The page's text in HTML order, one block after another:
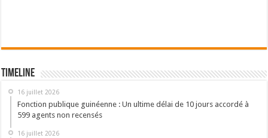
Timeline
16 juillet 2026
Fonction publique guinéenne : Un ultime délai de 10 jours accordé à
599 agents non recensés
16 juillet 2026